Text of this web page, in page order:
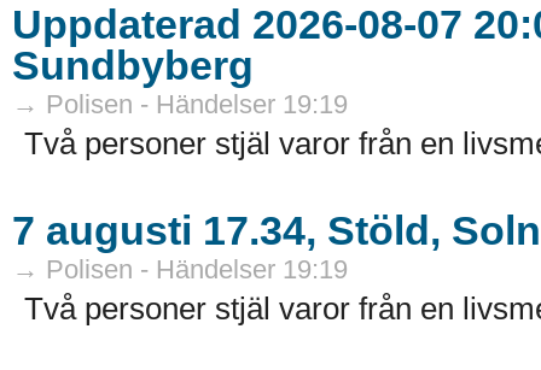
Uppdaterad 2026-08-07
Sundbyberg
→ Polisen - Händelser 19:19
Två personer stjäl varor från en
7 augusti 17.34, Stöld,
→ Polisen - Händelser 19:19
Två personer stjäl varor från en